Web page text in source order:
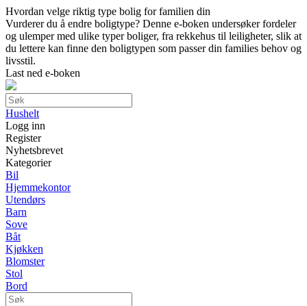
Hvordan velge riktig type bolig for familien din
Vurderer du å endre boligtype? Denne e-boken undersøker fordeler
og ulemper med ulike typer boliger, fra rekkehus til leiligheter, slik at
du lettere kan finne den boligtypen som passer din families behov og
livsstil.
Last ned e-boken
Hushelt
Logg inn
Register
Nyhetsbrevet
Kategorier
Bil
Hjemmekontor
Utendørs
Barn
Sove
Båt
Kjøkken
Blomster
Stol
Bord